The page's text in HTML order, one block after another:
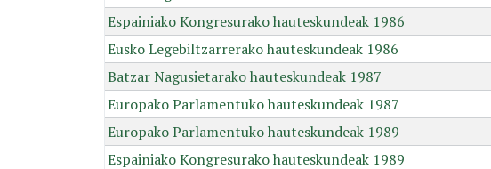
Espainiako Kongresurako hauteskundeak 1986
Eusko Legebiltzarrerako hauteskundeak 1986
Batzar Nagusietarako hauteskundeak 1987
Europako Parlamentuko hauteskundeak 1987
Europako Parlamentuko hauteskundeak 1989
Espainiako Kongresurako hauteskundeak 1989